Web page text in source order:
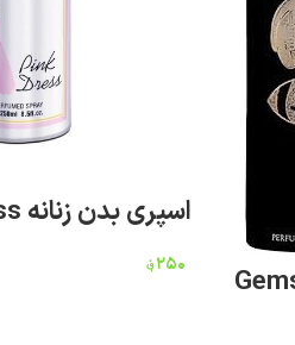
اسپری بدن زنانه Pink Dress
۲۵۰؋